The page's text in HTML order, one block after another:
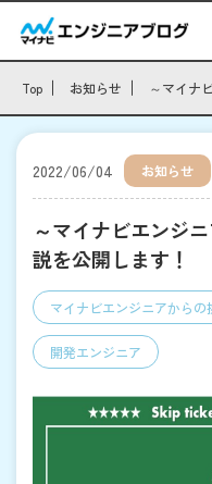
Top お知らせ ～マイナ
2022/06/04 お知らせ
～マイナビエンジ
説を公開します！
マイナビエンジニアからの
開発エンジニア